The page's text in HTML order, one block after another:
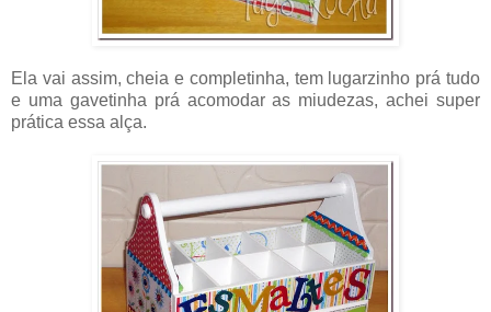
Ela vai assim, cheia e completinha, tem lugarzinho prá tudo
e uma gavetinha prá acomodar as miudezas, achei super
prática essa alça.